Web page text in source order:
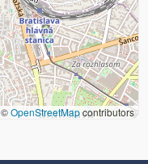
©OpenStreetMapcontributors